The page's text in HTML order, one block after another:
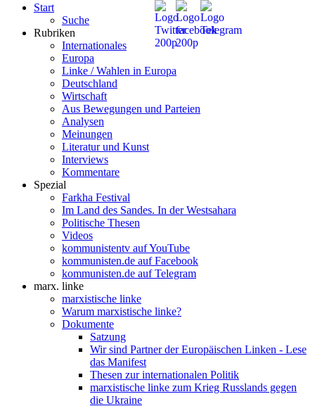
Start
Suche
Rubriken
Internationales
Europa
Linke / Wahlen in Europa
Deutschland
Wirtschaft
Aus Bewegungen und Parteien
Analysen
Meinungen
Literatur und Kunst
Interviews
Kommentare
Spezial
Farkha Festival
Im Land des Sandes. In der Westsahara
Politische Thesen
Videos
kommunistentv auf YouTube
kommunisten.de auf Facebook
kommunisten.de auf Telegram
marx. linke
marxistische linke
Warum marxistische linke?
Dokumente
Satzung
Wir sind Partner der Europäischen Linken - Lese
das Manifest
Thesen zur internationalen Politik
marxistische linke zum Krieg Russlands gegen
die Ukraine